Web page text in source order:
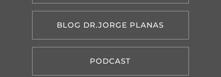
BLOG DR.JORGE PLANAS
PODCAST